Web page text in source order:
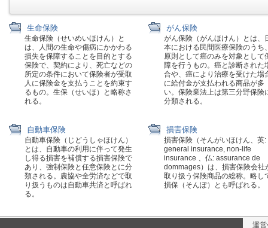
生命保険
生命保険（せいめいほけん）と
は、人間の生命や傷病にかかわる
損失を保障することを目的とする
保険で、契約により、死亡などの
所定の条件において保険者が受取
人に保険金を支払うことを約束す
るもの。生保（せいほ）と略称さ
れる。
がん保険
がん保険（がんほけん）とは、
本における民間医療保険のうち
原則として癌のみを対象として
障を行うもの。癌と診断された
合や、癌により治療を受けた場
に給付金が支払われる商品が多
い。保険業法上は第三分野保険
分類される。
自動車保険
自動車保険（じどうしゃほけん）
とは、自動車の利用に伴って発生
し得る損害を補償する損害保険で
あり、強制保険と任意保険とに分
類される。農協や全労済などで取
り扱うものは自動車共済と呼ばれ
る。
損害保険
損害保険（そんがいほけん、英:
general insurance, non-life
insurance 、仏: assurance de
dommages）は、損害保険会社
取り扱う保険商品の総称。略し
損保（そんぽ）とも呼ばれる。
運